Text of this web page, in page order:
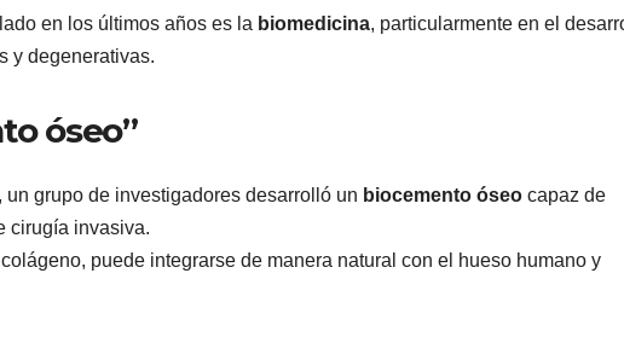
en los últimos años es la biomedicina, particularmente en el
y degenerativas.
óseo”
grupo de investigadores desarrolló un biocemento óseo capaz de
cirugía invasiva.
puede integrarse de manera natural con el hueso humano y